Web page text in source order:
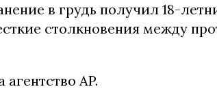
в грудь получил 18-
столкновения между
агентство AP.